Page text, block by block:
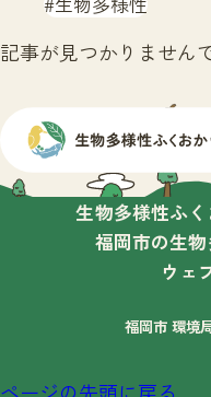
記事が見つかりません
生物多様性ふく
福岡市の生
ウェ
福岡市 環境